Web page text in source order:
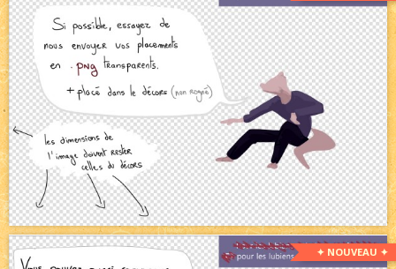
✦ NOUVEAU ✦